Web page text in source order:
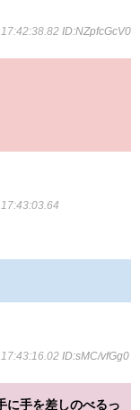
17:42:38.82 ID:NZpfcGcV0
17:43:03.64
17:43:16.02 ID:sMC/vfGg0
に手を差しのべるっ